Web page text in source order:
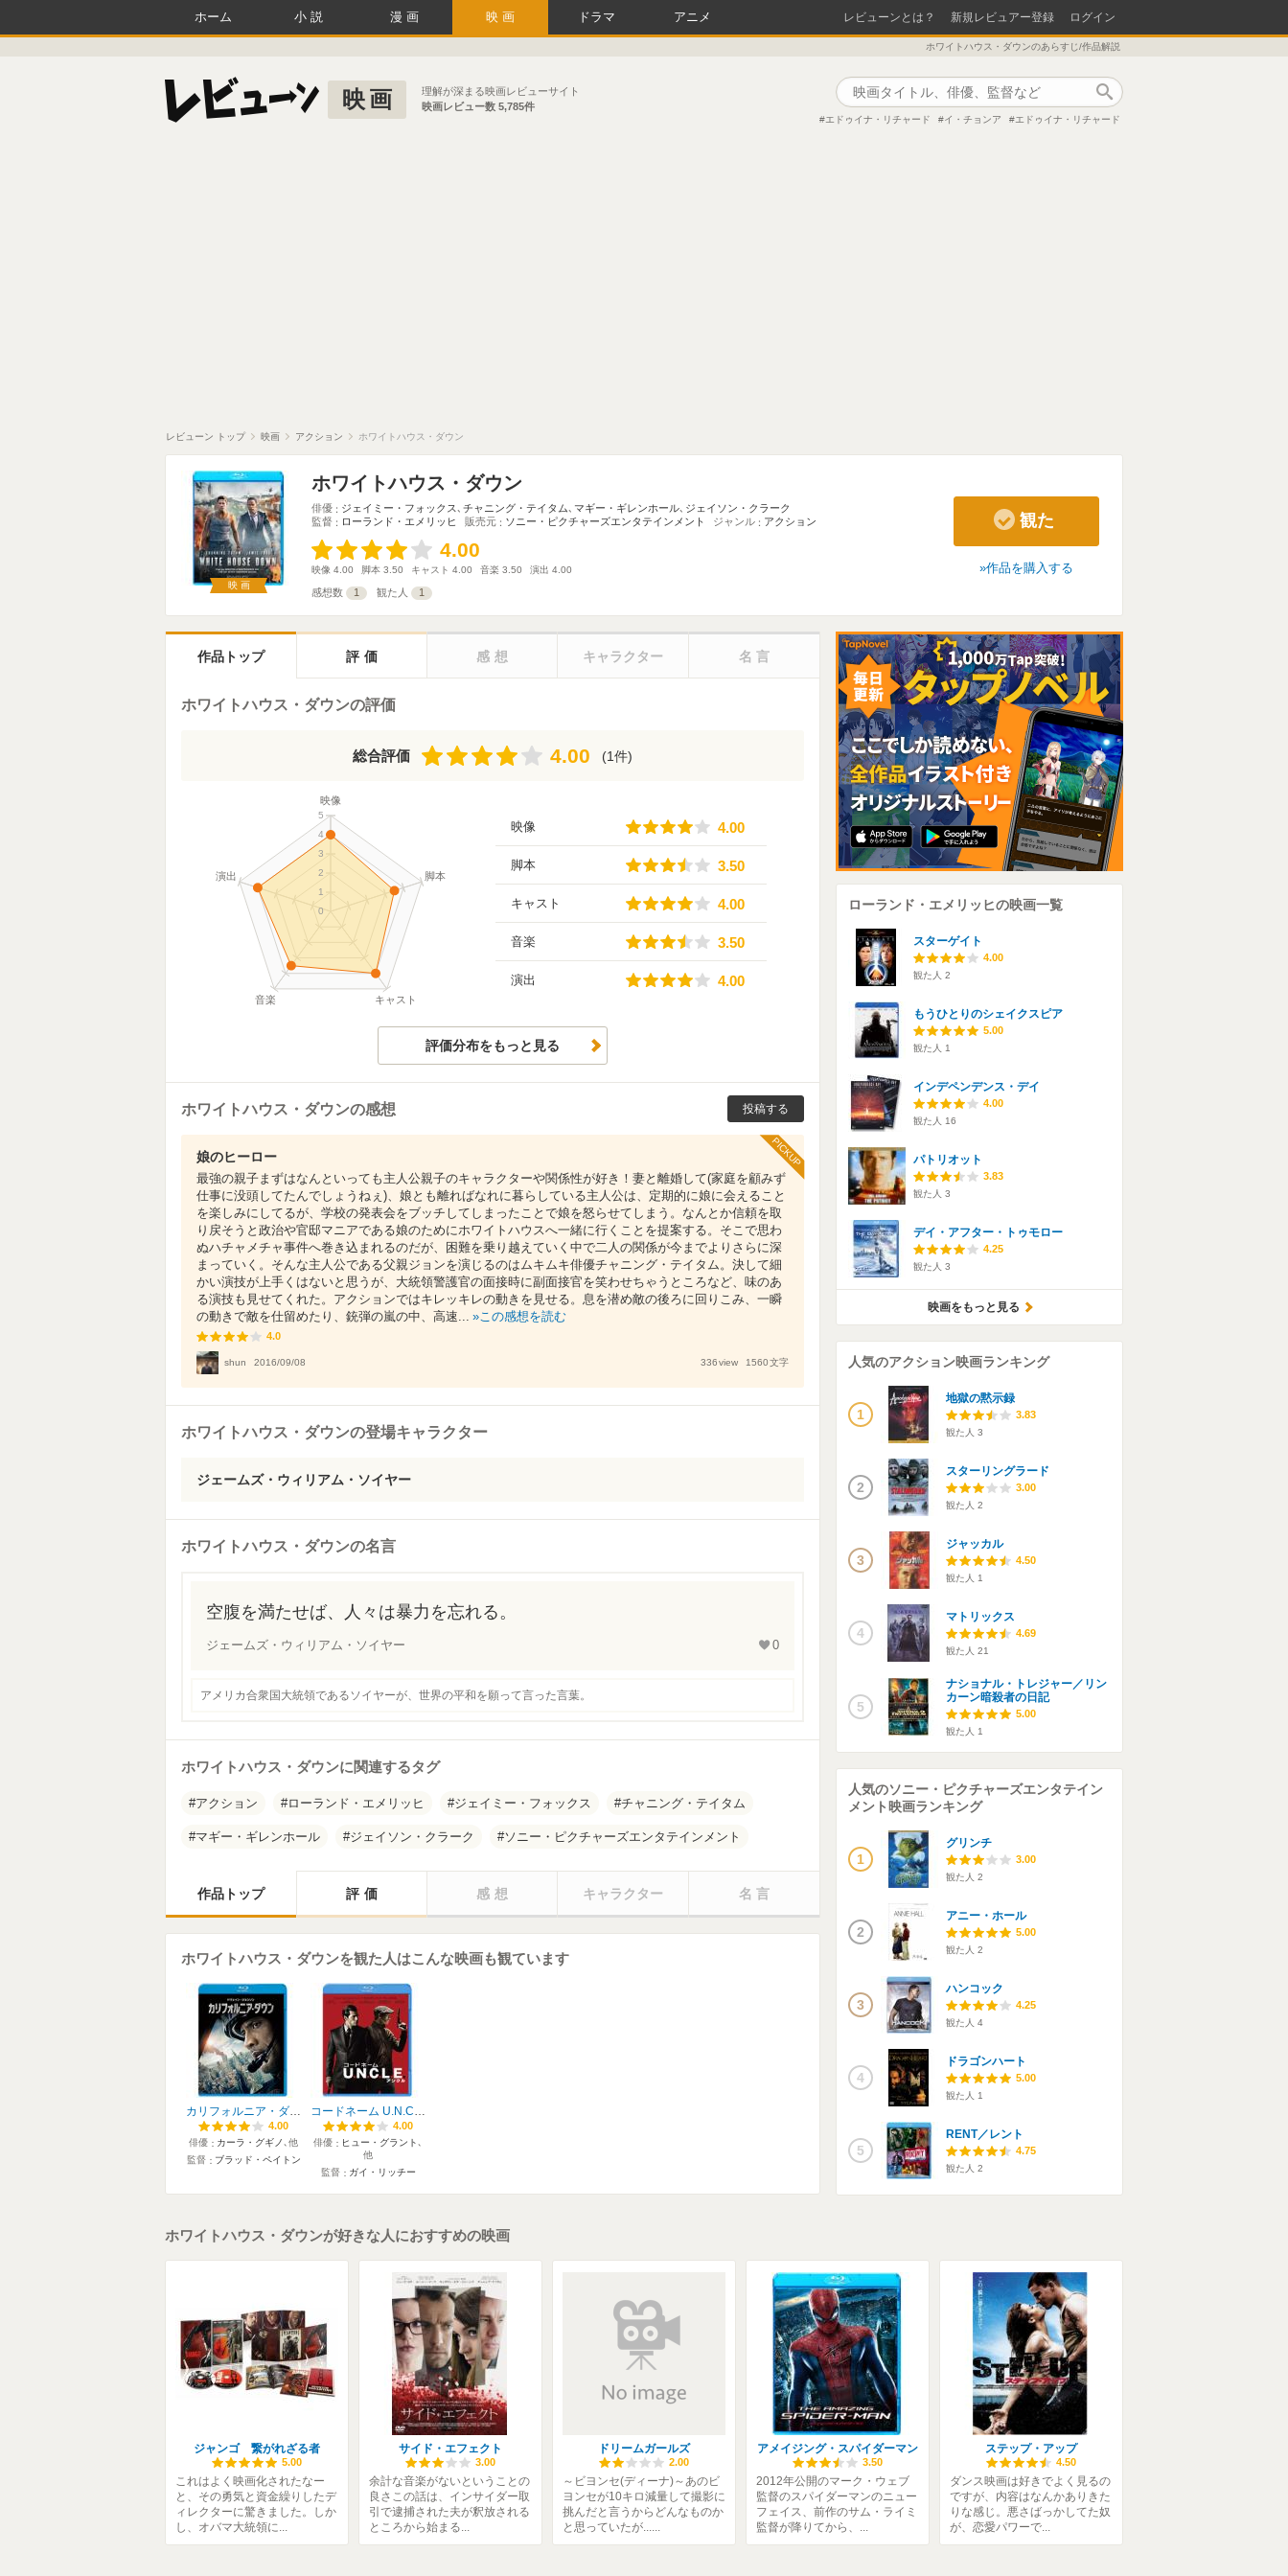
ホーム 小説 漫画 映画 ドラマ アニメ レビューンとは？ 新規レビュアー登録 ログイン
ホワイトハウス・ダウンのあらすじ/作品解説
映画
理解が深まる映画レビューサイト
映画レビュー数 5,785件
エドゥイナ・リチャード イ・チョンア エドゥイナ・リチャード
レビューン トップ 映画 アクション ホワイトハウス・ダウン
映画
ホワイトハウス・ダウン
俳優 ジェイミー・フォックス､ チャニング・テイタム､ マギー・ギレンホール､ ジェイソン・クラーク
監督
ローランド・エメリッヒ 販売元 ソニー・ピクチャーズエンタテインメント ジャンル アクション
4.00
4.00
映像 4.00 脚本 3.50 キャスト 4.00 音楽 3.50 演出 4.00
感想数 1 観た人 1
観た
作品を購入する
作品トップ 評価 感想 キャラクター 名言
ホワイトハウス・ダウンの評価
総合評価 4.00
4.00 (1件)
映像
脚本
キャスト
音楽
演出
0
1
2
3
4
5
映像 4.00
4.00
脚本 3.50
3.50
キャスト 4.00
4.00
音楽 3.50
3.50
演出 4.00
4.00
評価分布をもっと見る
ホワイトハウス・ダウンの感想 投稿する
娘のヒーロー
最強の親子まずはなんといっても主人公親子のキャラクターや関係性が好き！妻と離婚して(家庭を顧みず
仕事に没頭してたんでしょうねぇ)、娘とも離ればなれに暮らしている主人公は、定期的に娘に会えること
を楽しみにしてるが、学校の発表会をブッチしてしまったことで娘を怒らせてしまう。なんとか信頼を取
り戻そうと政治や官邸マニアである娘のためにホワイトハウスへ一緒に行くことを提案する。そこで思わ
ぬハチャメチャ事件へ巻き込まれるのだが、困難を乗り越えていく中で二人の関係が今までよりさらに深
まっていく。そんな主人公である父親ジョンを演じるのはムキムキ俳優チャニング・テイタム。決して細
かい演技が上手くはないと思うが、大統領警護官の面接時に副面接官を笑わせちゃうところなど、味のあ
る演技も見せてくれた。アクションではキレッキレの動きを見せる。息を潜め敵の後ろに回りこみ、一瞬
の動きで敵を仕留めたり、銃弾の嵐の中、高速...
この感想を読む
4.0
4.0
shun 2016/09/08 336view 1560文字
PICKUP
ホワイトハウス・ダウンの登場キャラクター
ジェームズ・ウィリアム・ソイヤー
ホワイトハウス・ダウンの名言
空腹を満たせば、人々は暴力を忘れる。
ジェームズ・ウィリアム・ソイヤー 0
アメリカ合衆国大統領であるソイヤーが、世界の平和を願って言った言葉。
ホワイトハウス・ダウンに関連するタグ
アクション ローランド・エメリッヒ ジェイミー・フォックス チャニング・テイタム
マギー・ギレンホール ジェイソン・クラーク ソニー・ピクチャーズエンタテインメント
作品トップ 評価 感想 キャラクター 名言
ホワイトハウス・ダウンを観た人はこんな映画も観ています
カリフォルニア・ダウン
4.00
4.00
俳優 カーラ・グギノ､他
監督
ブラッド・ペイトン
コードネーム U.N.C.L.E.
4.00
4.00
俳優 ヒュー・グラント､
他
監督
ガイ・リッチー
ローランド・エメリッヒの映画一覧
スターゲイト
4.00
観た人 2
もうひとりのシェイクスピア
5.00
観た人 1
インデペンデンス・デイ
4.00
観た人 16
パトリオット
3.83
観た人 3
デイ・アフター・トゥモロー
4.25
観た人 3
映画をもっと見る
人気のアクション映画ランキング
1
地獄の黙示録
3.83
観た人 3
2
スターリングラード
3.00
観た人 2
3
ジャッカル
4.50
観た人 1
4
マトリックス
4.69
観た人 21
5
ナショナル・トレジャー／リン
カーン暗殺者の日記
5.00
観た人 1
人気のソニー・ピクチャーズエンタテイン
メント映画ランキング
1
グリンチ
3.00
観た人 2
2
アニー・ホール
5.00
観た人 2
3
ハンコック
4.25
観た人 4
4
ドラゴンハート
5.00
観た人 1
5
RENT／レント
4.75
観た人 2
ホワイトハウス・ダウンが好きな人におすすめの映画
ジャンゴ 繋がれざる者
5.00
これはよく映画化されたなー
と、その勇気と資金繰りしたデ
ィレクターに驚きました。しか
し、オバマ大統領に...
サイド・エフェクト
3.00
余計な音楽がないということの
良さこの話は、インサイダー取
引で逮捕された夫が釈放される
ところから始まる...
ドリームガールズ
2.00
～ビヨンセ(ディーナ)～あのビ
ヨンセが10キロ減量して撮影に
挑んだと言うからどんなものか
と思っていたが......
アメイジング・スパイダーマン
3.50
2012年公開のマーク・ウェブ
監督のスパイダーマンのニュー
フェイス、前作のサム・ライミ
監督が降りてから、...
ステップ・アップ
4.50
ダンス映画は好きでよく見るの
ですが、内容はなんかありきた
りな感じ。悪さばっかしてた奴
が、恋愛パワーで...